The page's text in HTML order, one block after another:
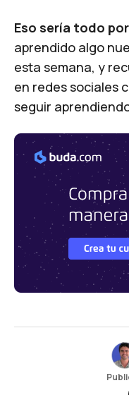
Eso sería todo
aprendido algo
esta semana, y
en redes sociales
seguir